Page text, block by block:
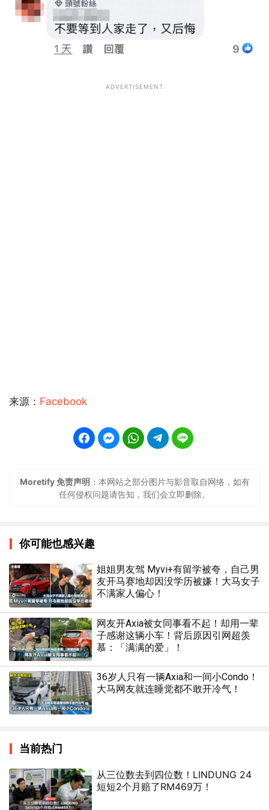
ADVERTISEMENT
来源： Facebook
Moretify 免责声明 ：本网站之部分图片与影音取自网络，如有
任何侵权问题请告知，我们会立即删除。
你可能也感兴趣
姐姐男友驾 Myvi+有留学被夸，自己男
友开马赛地却因没学历被嫌！大马女子
不满家人偏心！
网友开Axia被女同事看不起！却用一辈
子感谢这辆小车！背后原因引网超羡
慕：「满满的爱」！
36岁人只有一辆Axia和一间小Condo！
大马网友就连睡觉都不敢开冷气！
当前热门
从三位数去到四位数！LINDUNG 24
短短2个月赔了RM469万！